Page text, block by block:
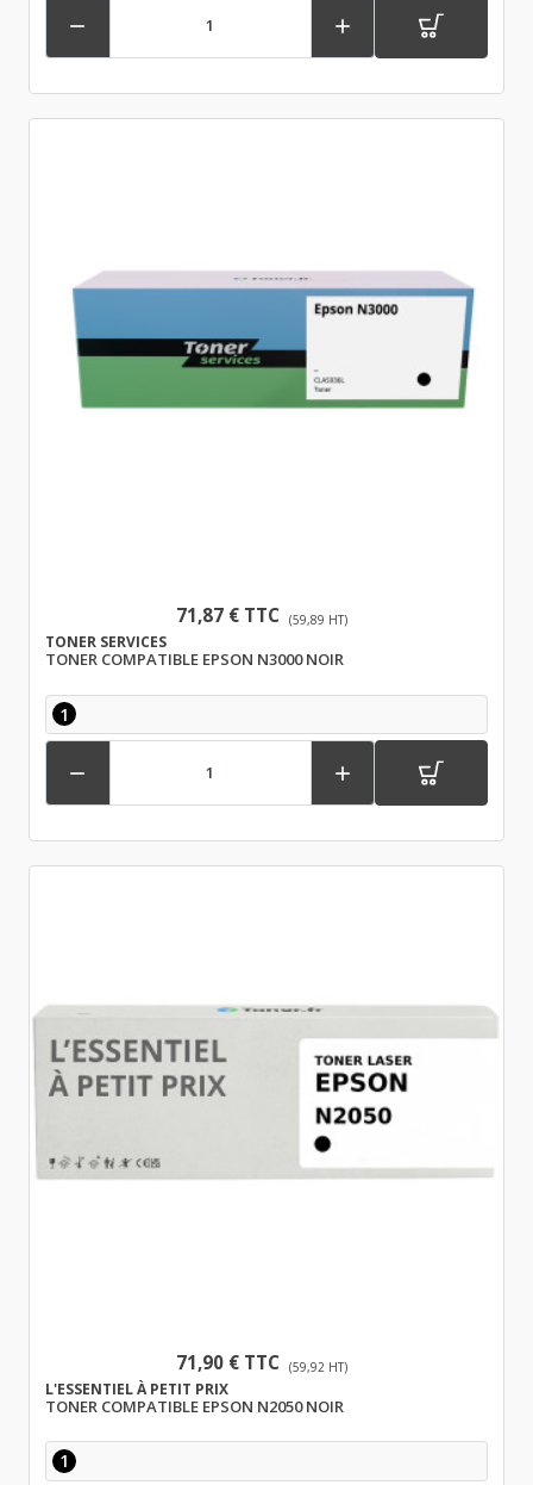
 
71,87 € TTC (59,89 HT)
TONER SERVICES
TONER COMPATIBLE EPSON N3000 NOIR
1
 
71,90 € TTC (59,92 HT)
L'ESSENTIEL À PETIT PRIX
TONER COMPATIBLE EPSON N2050 NOIR
1